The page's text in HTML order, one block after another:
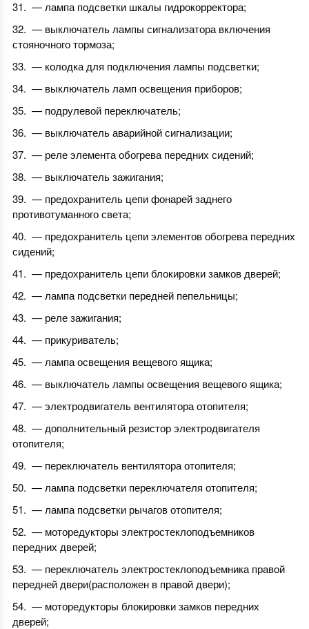
— лампа подсветки шкалы гидрокорректора;
— выключатель лампы сигнализатора включения
стояночного тормоза;
— колодка для подключения лампы подсветки;
— выключатель ламп освещения приборов;
— подрулевой переключатель;
— выключатель аварийной сигнализации;
— реле элемента обогрева передних сидений;
— выключатель зажигания;
— предохранитель цепи фонарей заднего
противотуманного света;
— предохранитель цепи элементов обогрева передних
сидений;
— предохранитель цепи блокировки замков дверей;
— лампа подсветки передней пепельницы;
— реле зажигания;
— прикуриватель;
— лампа освещения вещевого ящика;
— выключатель лампы освещения вещевого ящика;
— электродвигатель вентилятора отопителя;
— дополнительный резистор электродвигателя
отопителя;
— переключатель вентилятора отопителя;
— лампа подсветки переключателя отопителя;
— лампа подсветки рычагов отопителя;
— моторедукторы электростеклоподъемников
передних дверей;
— переключатель электростеклоподъемника правой
передней двери(расположен в правой двери);
— моторедукторы блокировки замков передних
дверей;